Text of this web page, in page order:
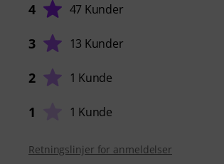
4 47 Kunder
3 13 Kunder
2 1 Kunde
1 1 Kunde
Retningslinjer for anmeldelser